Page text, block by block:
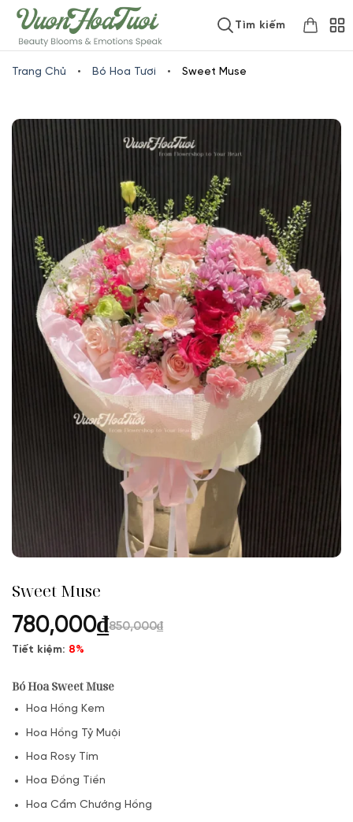
www.vuonhoatuoi.vnSkip
to
content
Tìm kiếm
Trang Chủ • Bó Hoa Tươi • Sweet Muse
Sweet Muse
780,000₫850,000₫
Tiết kiệm: 8%
Bó Hoa Sweet Muse
Hoa Hồng Kem
Hoa Hồng Tỷ Muội
Hoa Rosy Tím
Hoa Đồng Tiền
Hoa Cẩm Chướng Hồng